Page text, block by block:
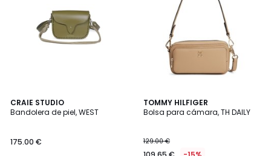
CRAIE STUDIO
Bandolera de piel, WEST
175.00 €
TOMMY HILFIGER
Bolsa para cámara, TH DAILY
129.00 €